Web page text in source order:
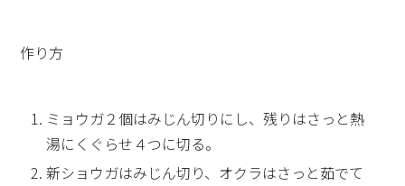
作り方
ミョウガ２個はみじん切りにし、残りはさっと熱
湯にくぐらせ４つに切る。
新ショウガはみじん切り、オクラはさっと茹でて